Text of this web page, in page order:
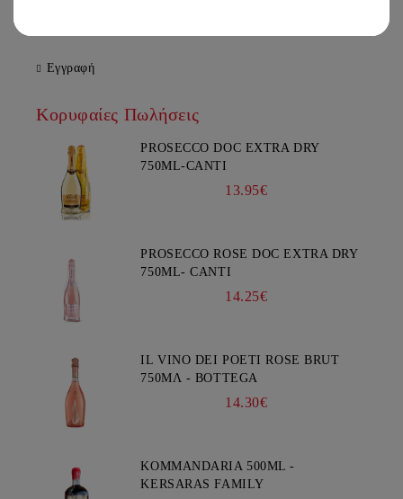
Εγγραφή
Κορυφαίες Πωλήσεις
PROSECCO DOC EXTRA DRY
750ML-CANTI
13.95€
PROSECCO ROSE DOC EXTRA DRY
750ML- CANTI
14.25€
IL VINO DEI POETI ROSE BRUT
750ΜΛ - BOTTEGA
14.30€
KOMMANDARIA 500ML -
KERSARAS FAMILY